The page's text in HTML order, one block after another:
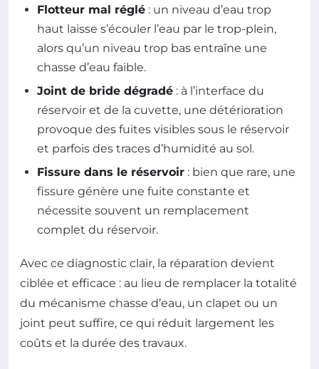
Flotteur mal réglé : un niveau d’eau trop
haut laisse s’écouler l’eau par le trop-plein,
alors qu’un niveau trop bas entraîne une
chasse d’eau faible.
Joint de bride dégradé : à l’interface du
réservoir et de la cuvette, une détérioration
provoque des fuites visibles sous le réservoir
et parfois des traces d’humidité au sol.
Fissure dans le réservoir : bien que rare, une
fissure génère une fuite constante et
nécessite souvent un remplacement
complet du réservoir.
Avec ce diagnostic clair, la réparation devient
ciblée et efficace : au lieu de remplacer la totalité
du mécanisme chasse d’eau, un clapet ou un
joint peut suffire, ce qui réduit largement les
coûts et la durée des travaux.